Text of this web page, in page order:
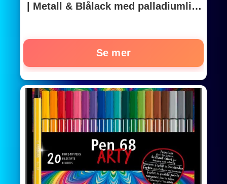
| Metall & Blålack med palladiumlist
Se mer